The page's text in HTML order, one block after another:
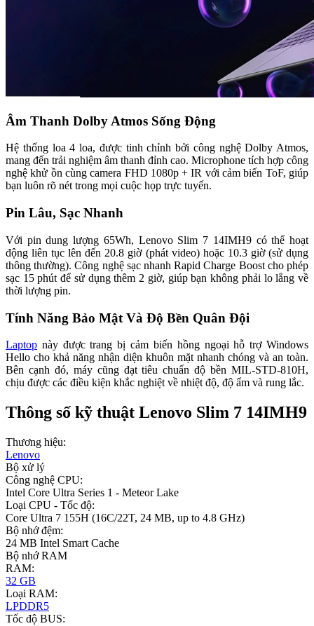
Âm Thanh Dolby Atmos Sống Động
Hệ thống loa 4 loa, được tinh chỉnh bởi công nghệ Dolby Atmos,
mang đến trải nghiệm âm thanh đỉnh cao. Microphone tích hợp công
nghệ khử ồn cùng camera FHD 1080p + IR với cảm biến ToF, giúp
bạn luôn rõ nét trong mọi cuộc họp trực tuyến.
Pin Lâu, Sạc Nhanh
Với pin dung lượng 65Wh, Lenovo Slim 7 14IMH9 có thể hoạt
động liên tục lên đến 20.8 giờ (phát video) hoặc 10.3 giờ (sử dụng
thông thường). Công nghệ sạc nhanh Rapid Charge Boost cho phép
sạc 15 phút để sử dụng thêm 2 giờ, giúp bạn không phải lo lắng về
thời lượng pin.
Tính Năng Bảo Mật Và Độ Bền Quân Đội
Laptop này được trang bị cảm biến hồng ngoại hỗ trợ Windows
Hello cho khả năng nhận diện khuôn mặt nhanh chóng và an toàn.
Bên cạnh đó, máy cũng đạt tiêu chuẩn độ bền MIL-STD-810H,
chịu được các điều kiện khắc nghiệt về nhiệt độ, độ ẩm và rung lắc.
Thông số kỹ thuật Lenovo Slim 7 14IMH9
Thương hiệu:
Lenovo
Bộ xử lý
Công nghệ CPU:
Intel Core Ultra Series 1 - Meteor Lake
Loại CPU - Tốc độ:
Core Ultra 7 155H (16C/22T, 24 MB, up to 4.8 GHz)
Bộ nhớ đệm:
24 MB Intel Smart Cache
Bộ nhớ RAM
RAM:
32 GB
Loại RAM:
LPDDR5
Tốc độ BUS: